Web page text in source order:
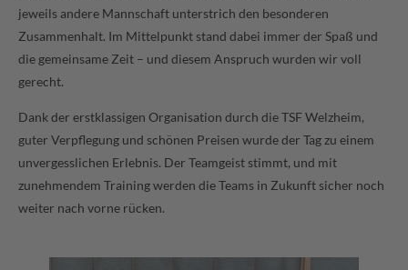
jeweils andere Mannschaft unterstrich den besonderen
Zusammenhalt. Im Mittelpunkt stand dabei immer der Spaß und
die gemeinsame Zeit – und diesem Anspruch wurden wir voll
gerecht.
Dank der erstklassigen Organisation durch die TSF Welzheim,
guter Verpflegung und schönen Preisen wurde der Tag zu einem
unvergesslichen Erlebnis. Der Teamgeist stimmt, und mit
zunehmendem Training werden die Teams in Zukunft sicher noch
weiter nach vorne rücken.